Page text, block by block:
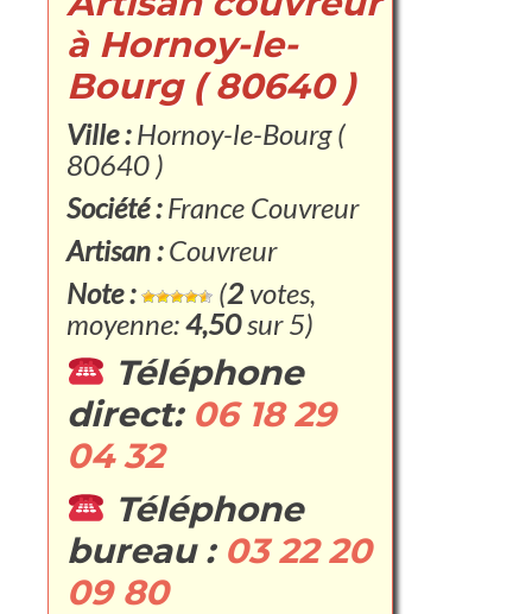
à Hornoy-le-
Bourg ( 80640 )
Ville :Hornoy-le-Bourg (
80640 )
Société :France Couvreur
Artisan :Couvreur
Note :
(2votes,
moyenne:4,50sur 5)
Téléphone
direct: 06 18 29
04 32
Téléphone
bureau : 03 22 20
09 80